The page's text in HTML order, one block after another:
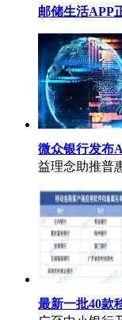
邮储生活APP
微众银行发布
益理念助推普
最新一批40款